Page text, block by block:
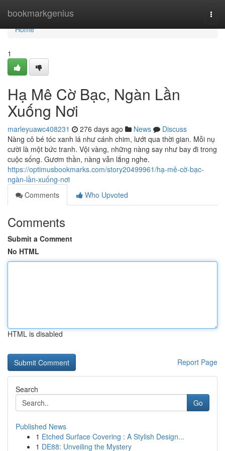
bookmarkgenius
Home
Home
1
Hạ Mê Cờ Bạc, Ngàn Lần
Xuống Nơi
marleyuawc408231 276 days ago News
Discuss
Nàng cô bé tóc xanh lá như cánh chim, lướt qua thời gian. Mỗi nụ
cười là một bức tranh. Vội vàng, những nàng say như bay đi trong
cuộc sống. Gươm thần, nàng vẫn lắng nghe.
https://optimusbookmarks.com/story20499961/hạ-mê-cờ-bạc-
ngàn-lần-xuống-nơi
Comments
Who Upvoted
Comments
Submit a Comment
No HTML
HTML is disabled
Report Page
Search
Go
Published News
1 Etched Surface Covering : A Stylish Design...
1 DE88: Unveiling the Mystery